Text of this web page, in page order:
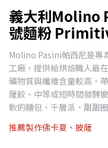
義大利Molino
號麵粉
Molino Pasini帕西尼是專
工廠，提供給烘焙職人最
礦物質與纖維含量較高，
薩餃、中等或短時間發酵
軟的麵包、千層派、甜甜
推薦製作佛卡夏、披薩